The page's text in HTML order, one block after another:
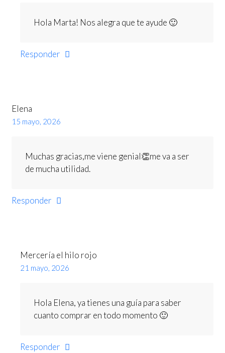
Hola Marta! Nos alegra que te ayude 🙂
Responder
Elena
15 mayo, 2026
Muchas gracias,me viene genial👏me va a ser
de mucha utilidad.
Responder
Mercería el hilo rojo
21 mayo, 2026
Hola Elena, ya tienes una guía para saber
cuanto comprar en todo momento 🙂
Responder